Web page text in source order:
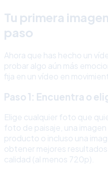
Tu primera
paso
Ahora que has hecho un
probar algo aún más
fija en un vídeo en
Paso 1: Encuentra o
Elige cualquier foto que
foto de paisaje, una
producto o incluso una
obtener mejores
calidad (al menos 720p).